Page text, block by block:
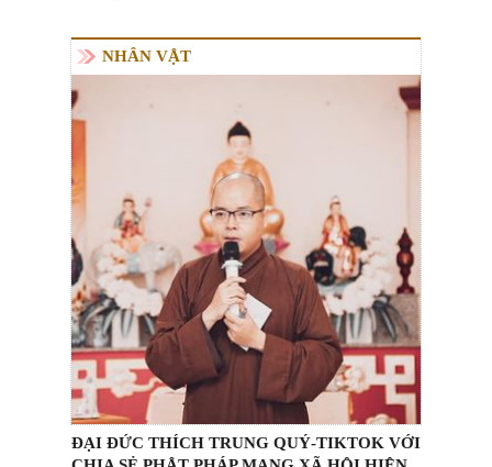
NHÂN VẬT
ĐẠI ĐỨC THÍCH TRUNG QUÝ-TIKTOK VỚI